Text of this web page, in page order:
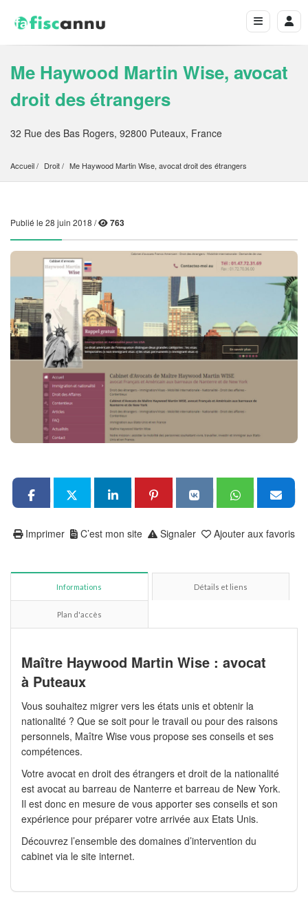
Me Haywood Martin Wise, avocat
droit des étrangers
32 Rue des Bas Rogers, 92800 Puteaux, France
Accueil Droit Me Haywood Martin Wise, avocat droit des étrangers
Publié le 28 juin 2018 / 763
Ajouter aux favoris
Signaler
C’est mon site
Imprimer
Informations Détails et liens
Plan d'accès
Maître Haywood Martin Wise : avocat
à Puteaux
Vous souhaitez migrer vers les états unis et obtenir la
nationalité ? Que se soit pour le travail ou pour des raisons
personnels, Maître Wise vous propose ses conseils et ses
compétences.
Votre avocat en droit des étrangers et droit de la nationalité
est avocat au barreau de Nanterre et barreau de New York.
Il est donc en mesure de vous apporter ses conseils et son
expérience pour préparer votre arrivée aux Etats Unis.
Découvrez l’ensemble des domaines d’intervention du
cabinet via le site internet.